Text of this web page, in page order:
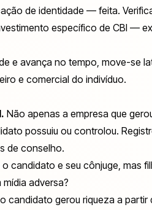
de identidade — feita.
específico de CBI —
e avança no tempo, move-se
e comercial do indivíduo.
Não apenas a empresa que
possuiu ou controlou.
de conselho.
candidato e seu cônjuge, mas
mídia adversa?
candidato gerou riqueza a partir